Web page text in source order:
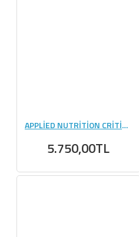
APPLİED NUTRİTİON CRİTİCAL WHEY PROTEİN 2000 GR
5.750,00TL